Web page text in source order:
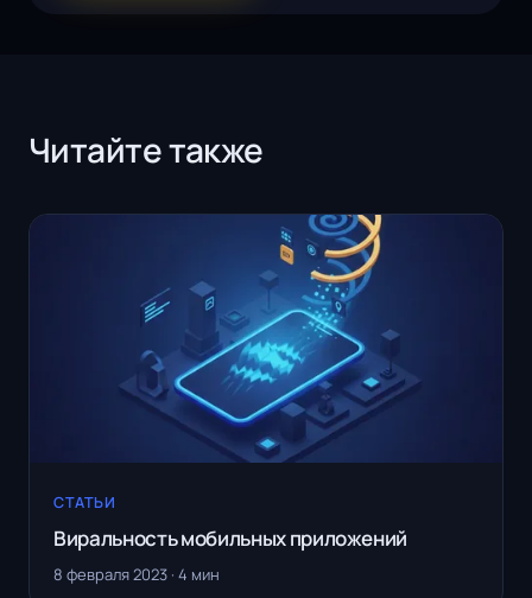
Читайте также
СТАТЬИ
Виральность мобильных приложений
8 февраля 2023 · 4 мин